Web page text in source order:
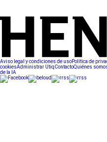
Aviso legal y condiciones de usoPolítica de
cookiesAdministrar UtiqContactoQuiénes
de la IA